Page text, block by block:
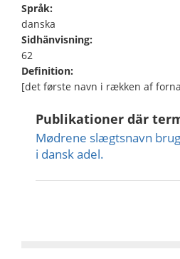
Språk:
danska
Sidhänvisning:
62
Definition:
[det første navn i rækken af
Publikationer där
Mødrene slægtsnavn
i dansk adel.